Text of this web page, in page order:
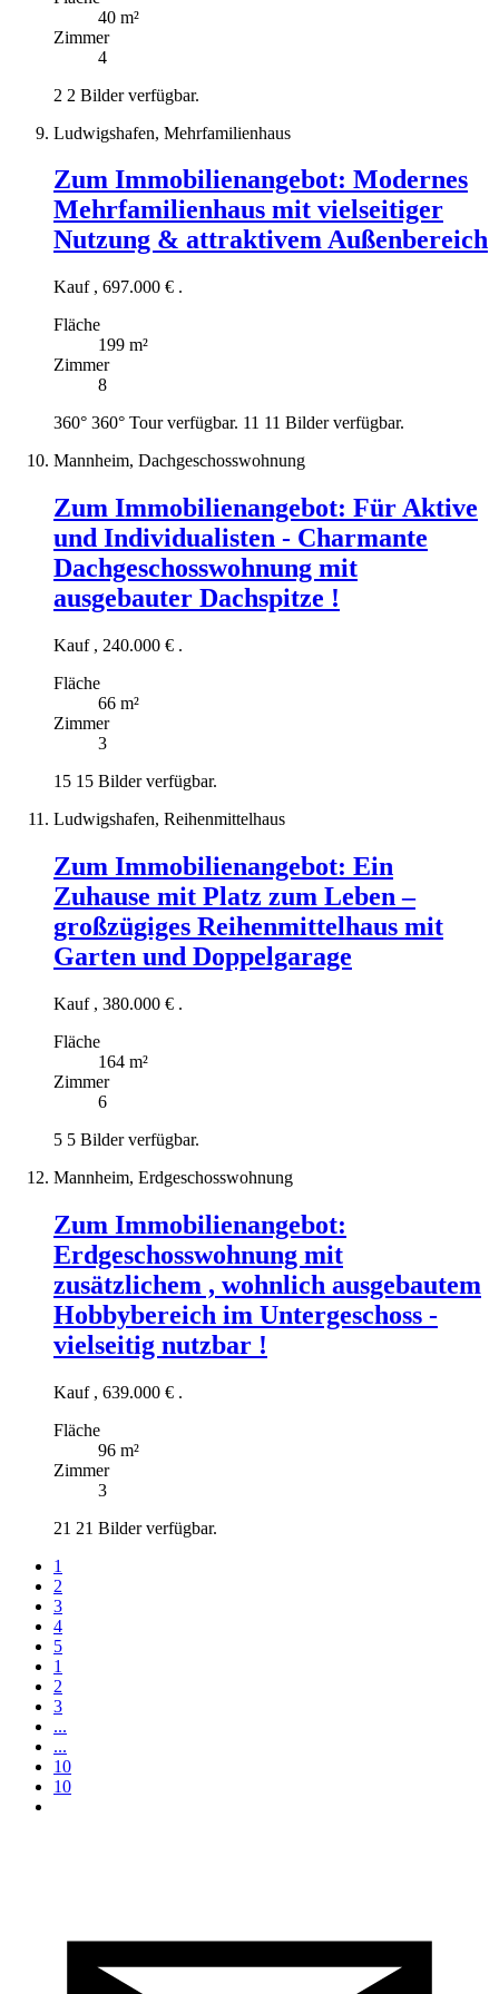
40 m²
Zimmer
4
2 2 Bilder verfügbar.
Ludwigshafen, Mehrfamilienhaus
Zum Immobilienangebot: Modernes
Mehrfamilienhaus mit vielseitiger
Nutzung & attraktivem Außenbereich
Kauf , 697.000 € .
Fläche
199 m²
Zimmer
8
360° 360° Tour verfügbar. 11 11 Bilder verfügbar.
Mannheim, Dachgeschosswohnung
Zum Immobilienangebot: Für Aktive
und Individualisten - Charmante
Dachgeschosswohnung mit
ausgebauter Dachspitze !
Kauf , 240.000 € .
Fläche
66 m²
Zimmer
3
15 15 Bilder verfügbar.
Ludwigshafen, Reihenmittelhaus
Zum Immobilienangebot: Ein
Zuhause mit Platz zum Leben –
großzügiges Reihenmittelhaus mit
Garten und Doppelgarage
Kauf , 380.000 € .
Fläche
164 m²
Zimmer
6
5 5 Bilder verfügbar.
Mannheim, Erdgeschosswohnung
Zum Immobilienangebot:
Erdgeschosswohnung mit
zusätzlichem , wohnlich ausgebautem
Hobbybereich im Untergeschoss -
vielseitig nutzbar !
Kauf , 639.000 € .
Fläche
96 m²
Zimmer
3
21 21 Bilder verfügbar.
1
2
3
4
5
1
2
3
...
...
10
10